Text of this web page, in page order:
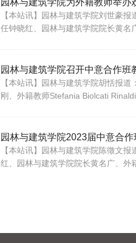
园林与建筑学院为外籍教师举办
【本站讯】园林与建筑学院刘世豪
任钟晓红、园林与建筑学院院长黄名
园林与建筑学院召开中意合作班
【本站讯】园林与建筑学院胡恬报
刚、外籍教师Stefania Biolcati
园林与建筑学院2023届中意合
【本站讯】园林与建筑学院陈徵文
红、园林与建筑学院院长黄名广、外